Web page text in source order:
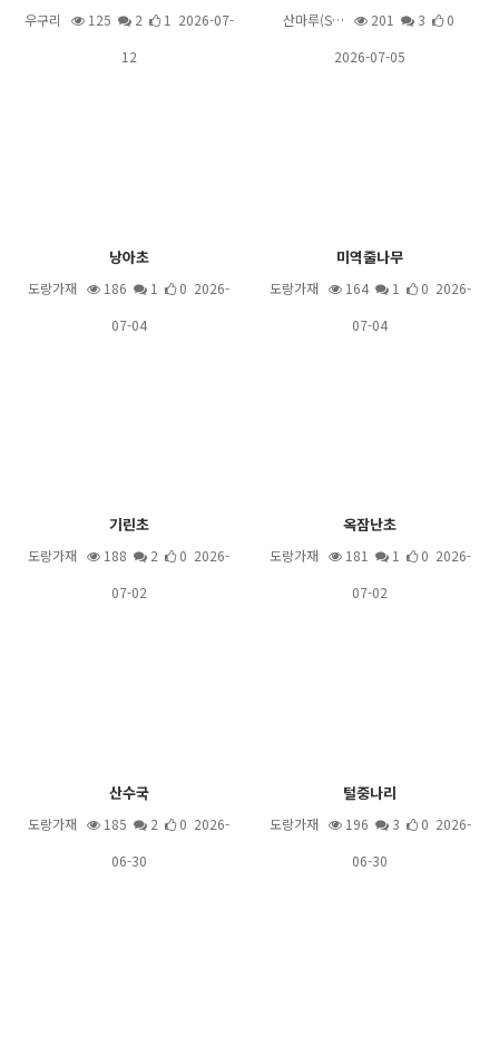
우구리 125 2
1 2026-07-
12
산마루(S… 201 3
0
2026-07-05
낭아초
도랑가재 186 1
0 2026-
07-04
미역줄나무
도랑가재 164 1
0 2026-
07-04
기린초
도랑가재 188 2
0 2026-
07-02
옥잠난초
도랑가재 181 1
0 2026-
07-02
산수국
도랑가재 185 2
0 2026-
06-30
털중나리
도랑가재 196 3
0 2026-
06-30